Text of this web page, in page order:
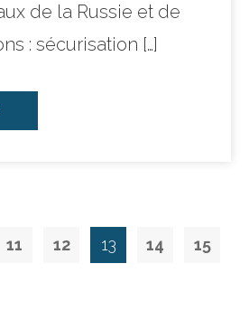
de la Russie et de
: sécurisation […]
11 12 13 14 15